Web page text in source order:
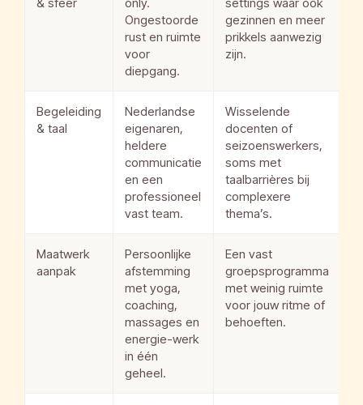
& sfeer
only.
Ongestoorde
rust en ruimte
voor
diepgang.
settings waar ook
gezinnen en meer
prikkels aanwezig
zijn.
Begeleiding
& taal
Nederlandse
eigenaren,
heldere
communicatie
en een
professioneel
vast team.
Wisselende
docenten of
seizoenswerkers,
soms met
taalbarrières bij
complexere
thema’s.
Maatwerk
aanpak
Persoonlijke
afstemming
met yoga,
coaching,
massages en
energie-werk
in één
geheel.
Een vast
groepsprogramma
met weinig ruimte
voor jouw ritme of
behoeften.